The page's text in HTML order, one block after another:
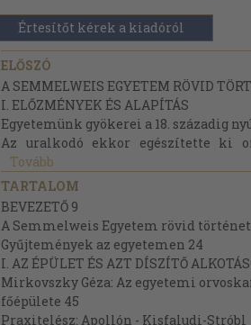
Értesítőt kérek a kiadóról
ELŐSZÓ
A SEMMELWEIS EGYETEM RÖVID
I. ELŐZMÉNYEK ÉS ALAPÍTÁS
Egyetemünk gyökerei a 18. századig
Az uralkodó ekkor egészítette ki
Tovább
TARTALOM
BEVEZETŐ 9
A Semmelweis Egyetem rövid
Gyűjtemények az egyetemen 24
I. AZ ÉPÜLET ÉS AZT DÍSZÍTŐ
Mirkovszky Géza: Az egyetemi
főépülete 45
Praxitelész: Apollón - Kisfaludi-Stróbl